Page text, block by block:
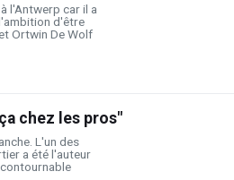
l'Antwerp car il a
d'être
Ortwin De Wolf
chez les pros"
L'un des
a été l'auteur